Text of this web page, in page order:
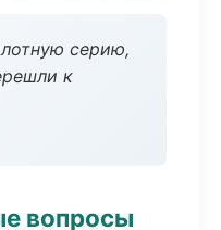
серию,
к
вопросы